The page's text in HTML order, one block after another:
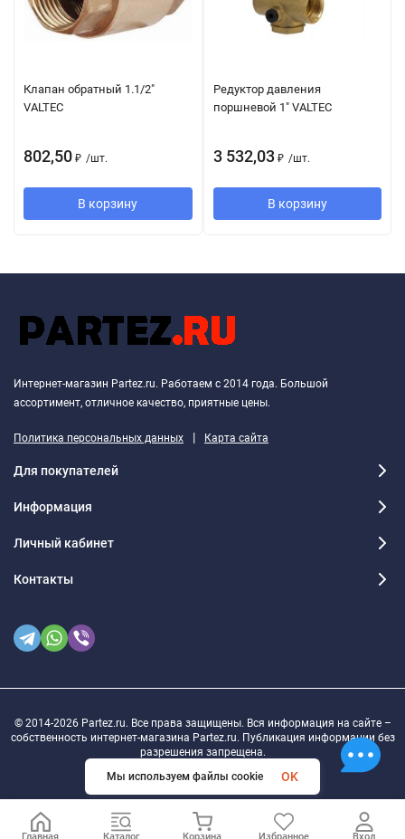
Клапан обратный 1.1/2"
VALTEC
802,50 ₽ /шт.
В корзину
Редуктор давления
поршневой 1" VALTEC
3 532,03 ₽ /шт.
В корзину
Интернет-магазин Partez.ru. Работаем с 2014 года. Большой
ассортимент, отличное качество, приятные цены.
Политика персональных данных | Карта сайта
Для покупателей
Информация
Личный кабинет
Контакты
© 2014-2026 Partez.ru. Все права защищены. Вся информация на сайте –
собственность интернет-магазина Partez.ru. Публикация информации без
разрешения запрещена.
Главная Каталог Корзина Избранное Вход
Мы используем файлы cookie OK